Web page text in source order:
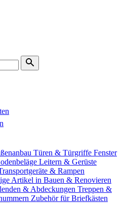
Türen & Türgriffe Fenster
Leitern & Gerüste
& Rampen
Artikel in Bauen & Renovieren
& Abdeckungen Treppen &
Zubehör für Briefkästen